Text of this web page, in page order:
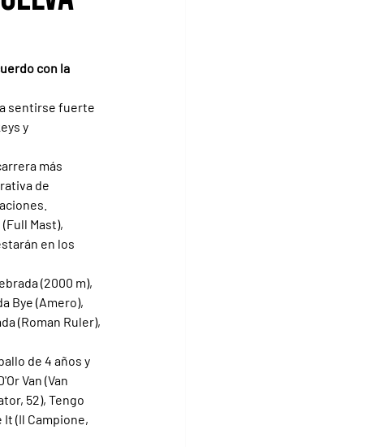
con la
a sentirse fuerte
y
más
de
Mast),
en los
(2000 m),
Bye (Amero),
(Roman Ruler),
de 4 años y
Van (Van
52), Tengo
It (Il Campione,